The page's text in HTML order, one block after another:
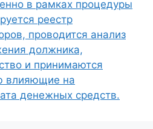
в рамках процедуры
реестр
проводится анализ
должника,
и принимаются
влияющие на
денежных средств.